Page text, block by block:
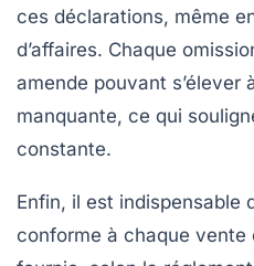
ces déclarations, même
d’affaires. Chaque
amende pouvant s’élever
manquante, ce qui
constante.
Enfin, il est indispensable
conforme à chaque